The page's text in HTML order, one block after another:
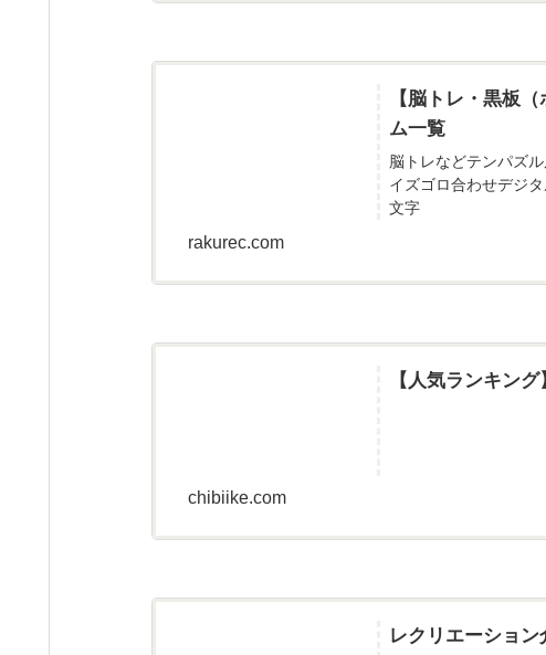
【脳トレ・黒板
ム一覧
脳トレなどテンパズ
イズゴロ合わせデジ
文字
rakurec.com
【人気ランキン
chibiike.com
レクリエーション